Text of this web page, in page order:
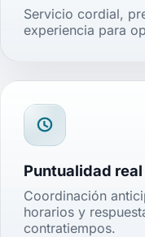
Servicio cordial,
experiencia para
Puntualidad real
Coordinación
horarios y
contratiempos.